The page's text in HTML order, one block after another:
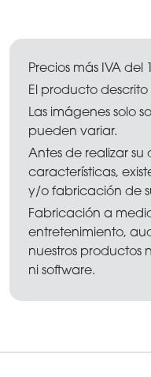
Precios más IVA del
El producto
Las imágenes solo
pueden variar.
Antes de realizar
características,
y/o fabricación de
Fabricación a
entretenimiento,
nuestros productos
ni software.